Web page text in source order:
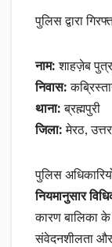
पुलिस द्वारा
नाम: शाहज़ेब
निवास:
थाना: ब्रह्मपुरी
जिला: मेरठ,
पुलिस
नियमानुसार
कारण बालिका
संवेदनशीलता और